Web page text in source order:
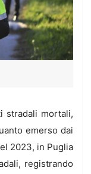
stradali mortali,
emerso dai
2023, in Puglia
registrando